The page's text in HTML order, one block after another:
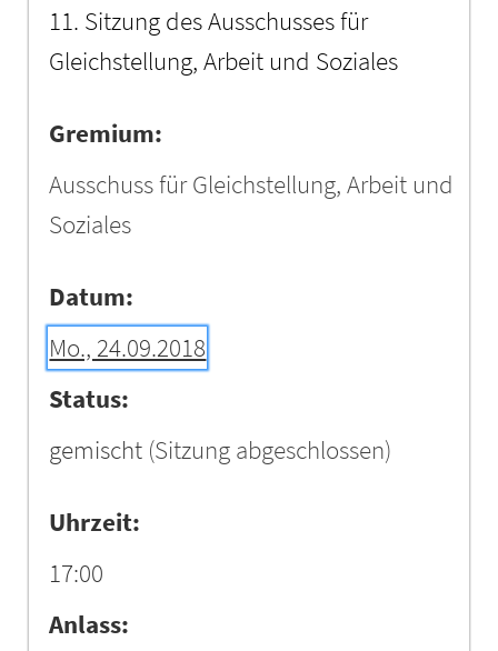
11. Sitzung des Ausschusses für
Gleichstellung, Arbeit und Soziales
Gremium:
Ausschuss für Gleichstellung, Arbeit und
Soziales
Datum:
Mo., 24.09.2018
Status:
gemischt (Sitzung abgeschlossen)
Uhrzeit:
17:00
Anlass: